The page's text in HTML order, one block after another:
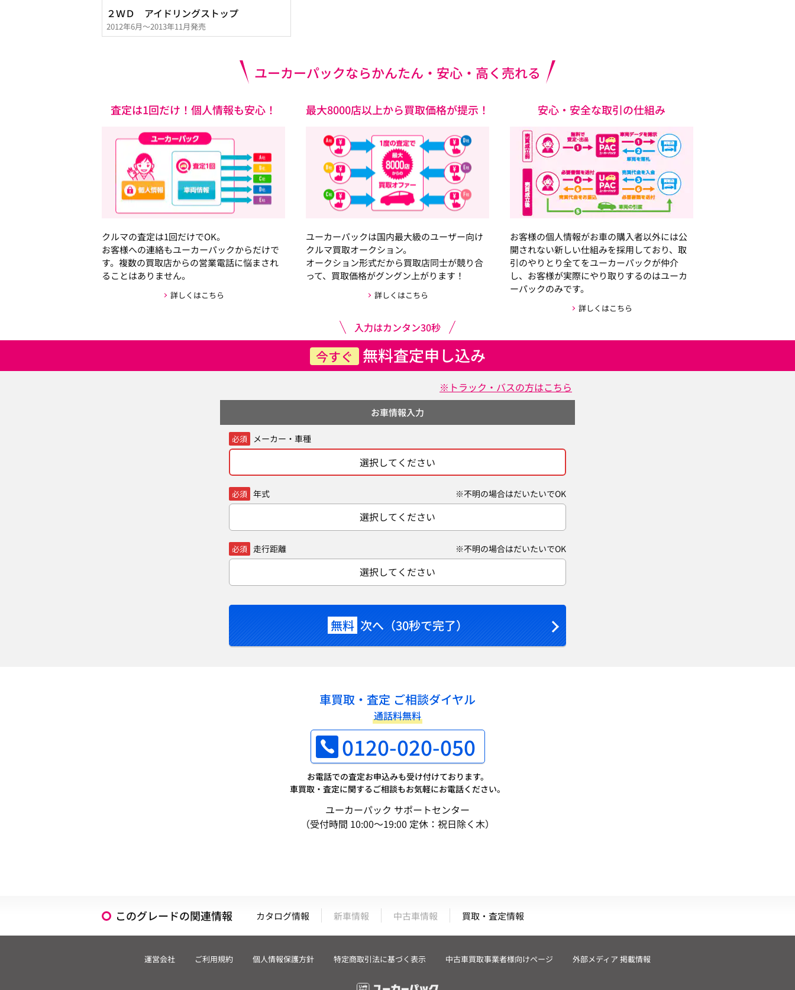
２ＷＤ アイドリングストップ
2012年6月～2013年11月発売
ユーカーパックならかんたん・安心・高く売れる
査定は1回だけ！個人情報も安心！
クルマの査定は1回だけでOK。
お客様への連絡もユーカーパックからだけで
す。複数の買取店からの営業電話に悩まされ
ることはありません。
詳しくはこちら
最大8000店以上から買取価格が提示！
ユーカーパックは国内最大級のユーザー向け
クルマ買取オークション。
オークション形式だから買取店同士が競り合
って、買取価格がグングン上がります！
詳しくはこちら
安心・安全な取引の仕組み
お客様の個人情報がお車の購入者以外には公
開されない新しい仕組みを採用しており、取
引のやりとり全てをユーカーパックが仲介
し、お客様が実際にやり取りするのはユーカ
ーパックのみです。
詳しくはこちら
入力はカンタン30秒
今すぐ 無料査定申し込み
※トラック・バスの方はこちら
お車情報入力
必須 メーカー・車種
選択してください
必須 年式 ※不明の場合はだいたいでOK
選択してください
必須 走行距離 ※不明の場合はだいたいでOK
選択してください
無料 次へ（30秒で完了）
車買取・査定 ご相談ダイヤル
通話料無料
0120-020-050
お電話での査定お申込みも受け付けております。
車買取・査定に関するご相談もお気軽にお電話ください。
ユーカーパック サポートセンター
（受付時間 10:00～19:00 定休：祝日除く木）
このグレードの関連情報 カタログ情報 新車情報 中古車情報 買取・査定情報
運営会社 ご利用規約 個人情報保護方針 特定商取引法に基づく表示 中古車買取事業者様向けページ 外部メディア 掲載情報